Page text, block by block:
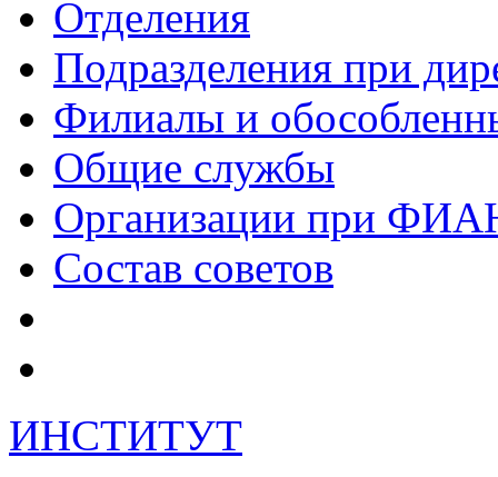
Отделения
Подразделения при
Филиалы и
Общие службы
Организации при
Состав советов
ИНСТИТУТ